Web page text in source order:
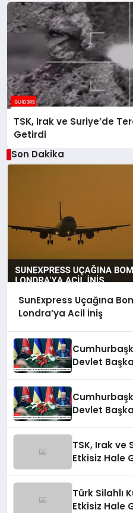
TSK, Irak ve Suriye’de
Getirdi
Son Dakika
SunExpress Uçağına
Londra’ya Acil İniş
Devlet
Devlet
TSK, Irak ve
Etkisiz Hale
Türk Silahlı
Etkisiz Hale